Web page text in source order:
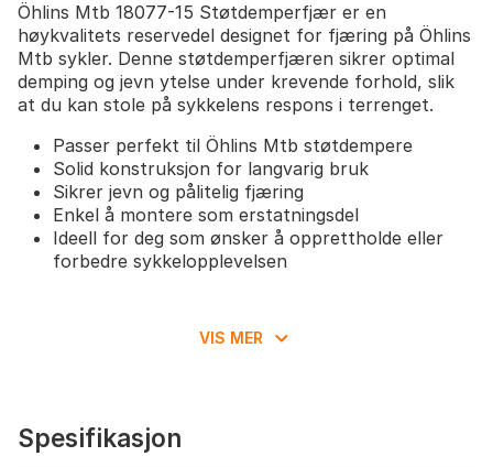
Öhlins Mtb 18077-15 Støtdemperfjær er en
høykvalitets reservedel designet for fjæring på Öhlins
Mtb sykler. Denne støtdemperfjæren sikrer optimal
demping og jevn ytelse under krevende forhold, slik
at du kan stole på sykkelens respons i terrenget.
Passer perfekt til Öhlins Mtb støtdempere
Solid konstruksjon for langvarig bruk
Sikrer jevn og pålitelig fjæring
Enkel å montere som erstatningsdel
Ideell for deg som ønsker å opprettholde eller
forbedre sykkelopplevelsen
VIS MER
Spesifikasjon